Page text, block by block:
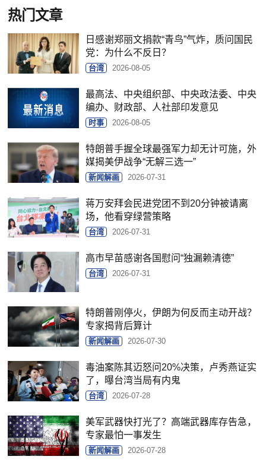
热门文章
日感谢郑丽文捐款“青鸟”气炸，质问国民
党：为什么不反日？
台湾 2026-08-05
最高法、中央组织部、中央政法委、中央
编办、财政部、人社部印发意见
时事 2026-08-05
特朗普手握全球最强军力却无计可施，外
媒揭美伊战争“无解三选一”
新闻解画 2026-07-31
蒋万安拜会民进党团不到20分钟被请离
场，他看穿绿营策略
台湾 2026-07-31
高市早苗感谢各国慰问“独漏赖清德”
台湾 2026-07-31
特朗普刚停火，伊朗为何反而主动开战？
专家揭背后算计
新闻解画 2026-07-30
毒油案陈其迈怒问20%决策，卢秀燕证实
了，曝台湾当局有内鬼
台湾 2026-07-28
美军武器快打光了？高端武器库存告急，
专家最怕一事发生
新闻解画 2026-07-28